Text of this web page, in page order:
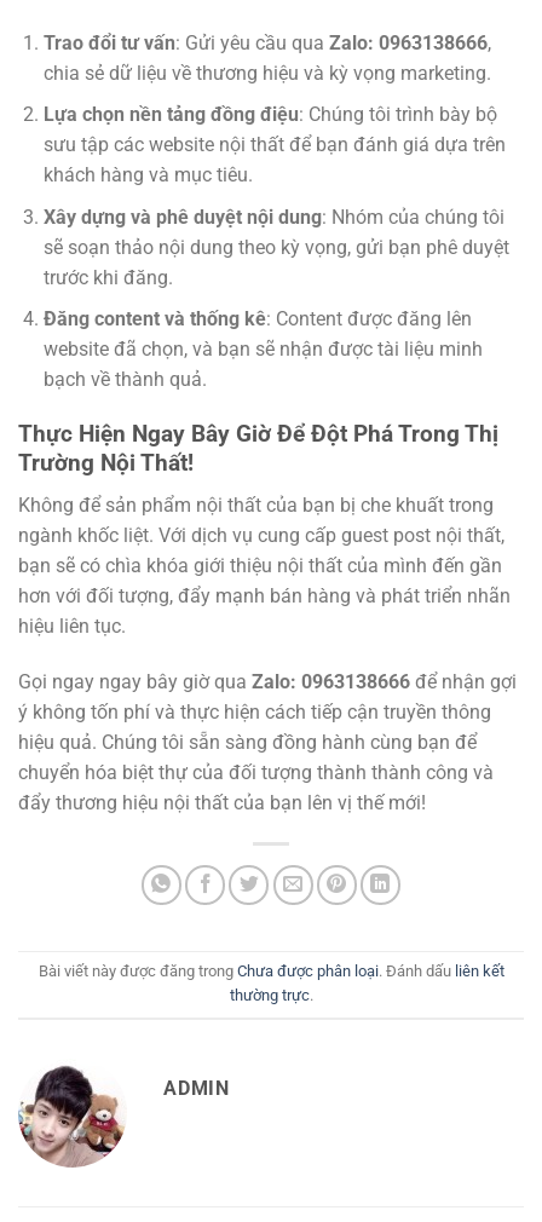
Trao đổi tư vấn: Gửi yêu cầu qua Zalo: 0963138666,
chia sẻ dữ liệu về thương hiệu và kỳ vọng marketing.
Lựa chọn nền tảng đồng điệu: Chúng tôi trình bày bộ
sưu tập các website nội thất để bạn đánh giá dựa trên
khách hàng và mục tiêu.
Xây dựng và phê duyệt nội dung: Nhóm của chúng tôi
sẽ soạn thảo nội dung theo kỳ vọng, gửi bạn phê duyệt
trước khi đăng.
Đăng content và thống kê: Content được đăng lên
website đã chọn, và bạn sẽ nhận được tài liệu minh
bạch về thành quả.
Thực Hiện Ngay Bây Giờ Để Đột Phá Trong Thị
Trường Nội Thất!
Không để sản phẩm nội thất của bạn bị che khuất trong
ngành khốc liệt. Với dịch vụ cung cấp guest post nội thất,
bạn sẽ có chìa khóa giới thiệu nội thất của mình đến gần
hơn với đối tượng, đẩy mạnh bán hàng và phát triển nhãn
hiệu liên tục.
Gọi ngay ngay bây giờ qua Zalo: 0963138666 để nhận gợi
ý không tốn phí và thực hiện cách tiếp cận truyền thông
hiệu quả. Chúng tôi sẵn sàng đồng hành cùng bạn để
chuyển hóa biệt thự của đối tượng thành thành công và
đẩy thương hiệu nội thất của bạn lên vị thế mới!
Bài viết này được đăng trong Chưa được phân loại. Đánh dấu liên kết
thường trực.
ADMIN